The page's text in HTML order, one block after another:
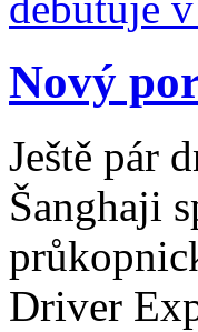
Nový
Ještě pár
Šanghaji
Driver